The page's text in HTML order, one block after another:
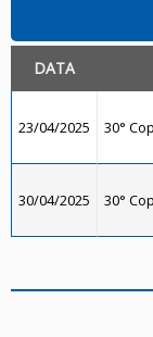
DATA
23/04/2025 30°
30/04/2025 30°